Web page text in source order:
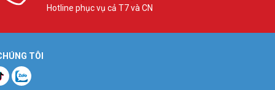
Hotline phục vụ cả T7 và CN
TÔI